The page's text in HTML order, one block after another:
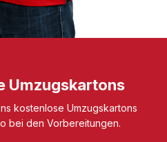
Umzugskartons
kostenlose Umzugskartons
bei den Vorbereitungen.